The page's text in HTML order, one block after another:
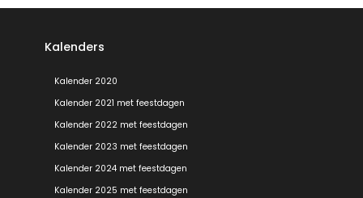
Kalenders
Kalender 2020
Kalender 2021 met feestdagen
Kalender 2022 met feestdagen
Kalender 2023 met feestdagen
Kalender 2024 met feestdagen
Kalender 2025 met feestdagen